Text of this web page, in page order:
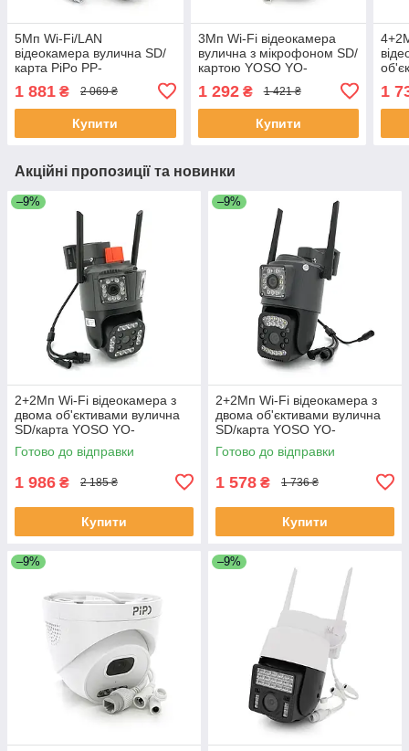
5Мп Wi-Fi/LAN
відеокамера вулична SD/
карта PiPo PP-
mm ICSee ЕКОБОКС
1 881 ₴ 2 069 ₴
Купити
3Мп Wi-Fi відеокамера
вулична з мікрофоном SD/
картою YOSO YO-
mm V380 ЕКОБОКС
1 292₴ 1 421 ₴
Купити
PTZ
1
Акційні пропозиції та новинки
–9%
2+2Мп Wi-Fi відеокамера з
двома об'єктивами вулична
SD/карта YOSO YO-
IPC49D6MP50 PTZ 2.8 mm
V380 ЕКОБОКС
Готово до відправки
1 986 ₴ 2 185 ₴
Купити
–9%
2+2Мп Wi-Fi відеокамера з
двома об'єктивами вулична
SD/карта YOSO YO-
IPC40D4MP50 PTZ 2.8 mm
V380 ЕКОБОКС
Готово до відправки
1 578 ₴ 1 736 ₴
Купити
–9% –9%